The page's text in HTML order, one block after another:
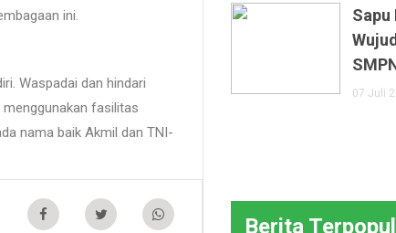
ini.
Waspadai dan hindari
fasilitas
nama baik Akmil dan TNI-
Sapu
07 Juli
Berita